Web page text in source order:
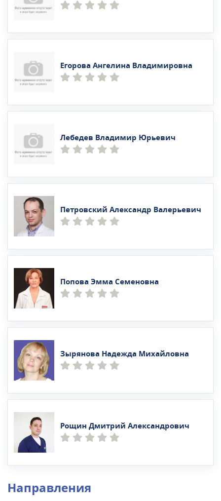
Егорова Ангелина Владимировна
Лебедев Владимир Юрьевич
Петровский Александр Валерьевич
Попова Эмма Семеновна
Зырянова Надежда Михайловна
Рощин Дмитрий Александрович
Направления